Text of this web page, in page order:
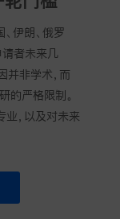
伊朗、俄罗
请者未来几
并非学术，而
的严格限制。
业，以及对未来